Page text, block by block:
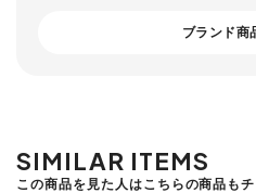
ブランド商
SIMILAR ITEMS
この商品を見た人はこちらの商品も